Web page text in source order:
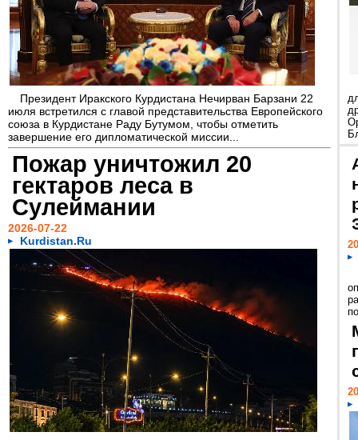
Президент Иракского Курдистана Нечирван Барзани 22
июля встретился с главой представительства Европейского
союза в Курдистане Раду Бутумом, чтобы отметить
завершение его дипломатической миссии...
Пожар уничтожил 20
гектаров леса в
Сулеймании
2026-07-22
Kurdistan.Ru